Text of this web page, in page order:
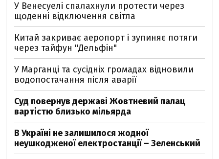
У Венесуелі спалахнули протести через
щоденні відключення світла
Китай закриває аеропорт і зупиняє потяги
через тайфун "Дельфін"
У Марганці та сусідніх громадах відновили
водопостачання після аварії
Суд повернув державі Жовтневий палац
вартістю близько мільярда
В Україні не залишилося жодної
неушкодженої електростанції – Зеленський